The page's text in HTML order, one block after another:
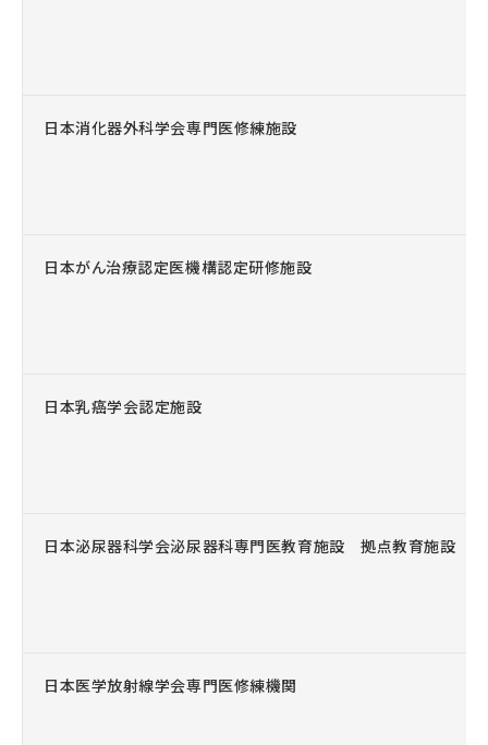
日本消化器外科学会専門医修練施設
日本がん治療認定医機構認定研修施設
日本乳癌学会認定施設
日本泌尿器科学会泌尿器科専門医教育施設 拠点教育施設
日本医学放射線学会専門医修練機関